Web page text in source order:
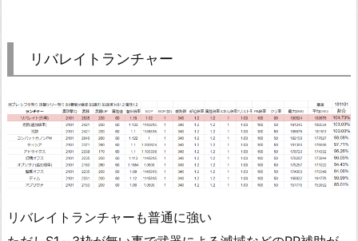
リバレイトランチャー
リバレイトランチャーも普通に強い